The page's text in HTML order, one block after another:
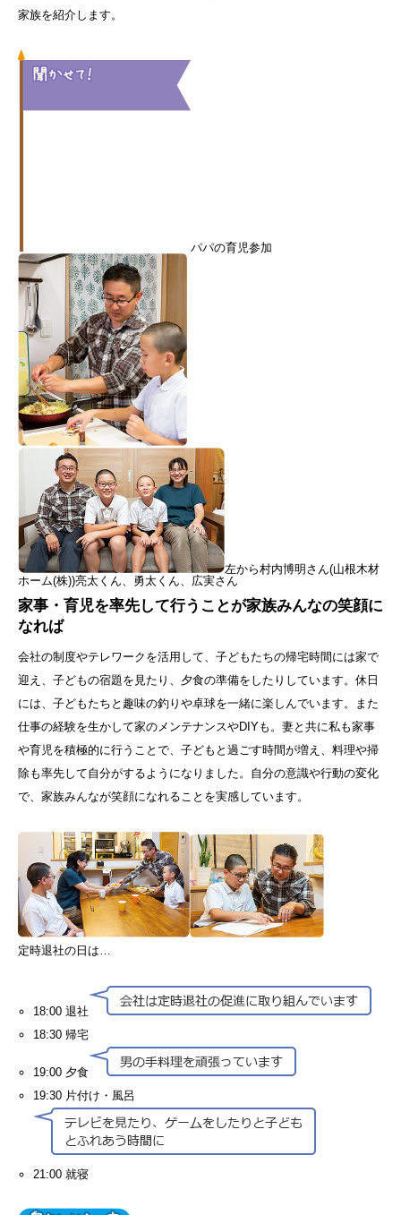
家族を紹介します。
パパの育児参加
左から村内博明さん(山根木材
ホーム(株))亮太くん、勇太くん、広実さん
家事・育児を率先して行うことが家族みんなの笑顔に
なれば
会社の制度やテレワークを活用して、子どもたちの帰宅時間には家で
迎え、子どもの宿題を見たり、夕食の準備をしたりしています。休日
には、子どもたちと趣味の釣りや卓球を一緒に楽しんでいます。また
仕事の経験を生かして家のメンテナンスやDIYも。妻と共に私も家事
や育児を積極的に行うことで、子どもと過ごす時間が増え、料理や掃
除も率先して自分がするようになりました。自分の意識や行動の変化
で、家族みんなが笑顔になれることを実感しています。
定時退社の日は…
18:00 退社
18:30 帰宅
19:00 夕食
19:30 片付け・風呂
21:00 就寝